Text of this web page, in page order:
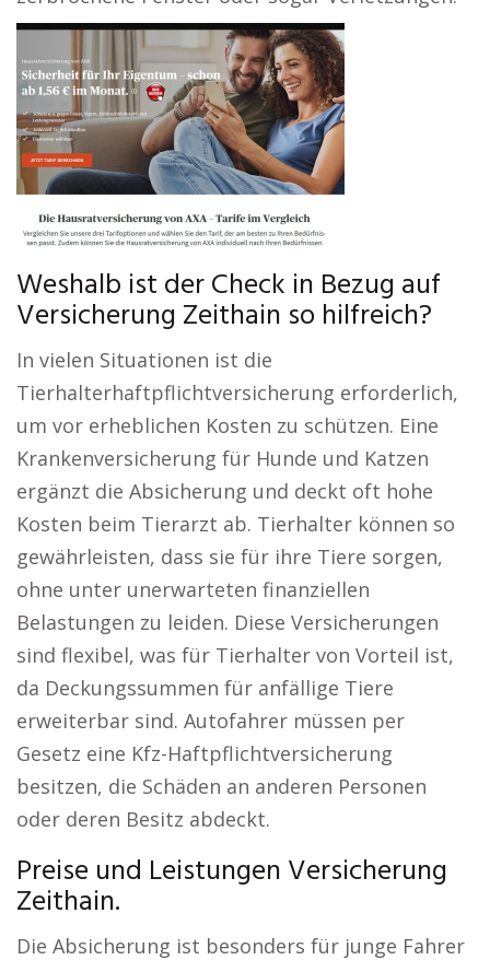
Weshalb ist der Check in Bezug auf
Versicherung Zeithain so hilfreich?
In vielen Situationen ist die
Tierhalterhaftpflichtversicherung erforderlich,
um vor erheblichen Kosten zu schützen. Eine
Krankenversicherung für Hunde und Katzen
ergänzt die Absicherung und deckt oft hohe
Kosten beim Tierarzt ab. Tierhalter können so
gewährleisten, dass sie für ihre Tiere sorgen,
ohne unter unerwarteten finanziellen
Belastungen zu leiden. Diese Versicherungen
sind flexibel, was für Tierhalter von Vorteil ist,
da Deckungssummen für anfällige Tiere
erweiterbar sind. Autofahrer müssen per
Gesetz eine Kfz-Haftpflichtversicherung
besitzen, die Schäden an anderen Personen
oder deren Besitz abdeckt.
Preise und Leistungen Versicherung
Zeithain.
Die Absicherung ist besonders für junge Fahrer